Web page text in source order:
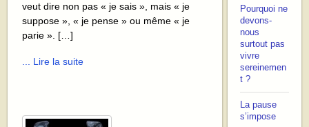
veut dire non pas « je sais », mais « je
suppose », « je pense » ou même « je
parie ». […]
... Lire la suite
Pourquoi ne
devons-
nous
surtout pas
vivre
sereinemen
t ?
La pause
s’impose